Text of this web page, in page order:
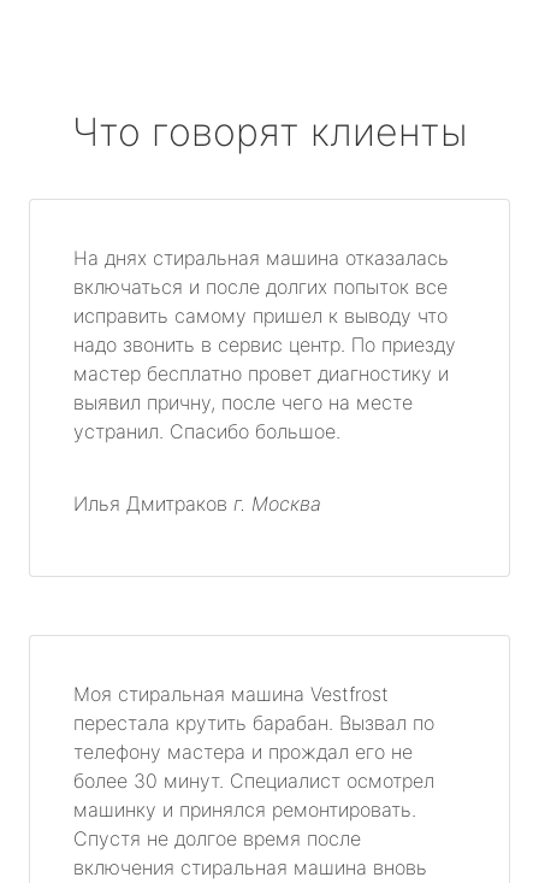
Что говорят клиенты
На днях стиральная машина отказалась
включаться и после долгих попыток все
исправить самому пришел к выводу что
надо звонить в сервис центр. По приезду
мастер бесплатно провет диагностику и
выявил причну, после чего на месте
устранил. Спасибо большое.
Илья Дмитраков г. Москва
Моя стиральная машина Vestfrost
перестала крутить барабан. Вызвал по
телефону мастера и прождал его не
более 30 минут. Специалист осмотрел
машинку и принялся ремонтировать.
Спустя не долгое время после
включения стиральная машина вновь